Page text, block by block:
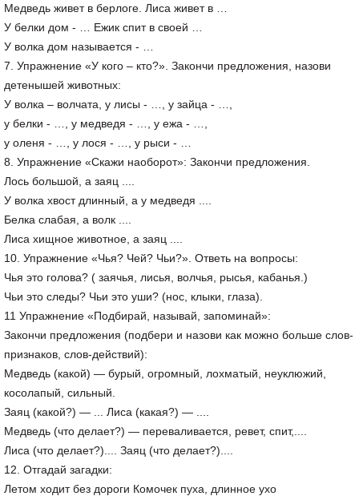
Медведь живет в берлоге. Лиса живет в …
У белки дом - … Ежик спит в своей …
У волка дом называется - …
7. Упражнение «У кого – кто?». Закончи предложения, назови
детенышей животных:
У волка – волчата, у лисы - …, у зайца - …,
у белки - …, у медведя - …, у ежа - …,
у оленя - …, у лося - …, у рыси - …
8. Упражнение «Скажи наоборот»: Закончи предложения.
Лось большой, а заяц ....
У волка хвост длинный, а у медведя ....
Белка слабая, а волк ....
Лиса хищное животное, а заяц ....
10. Упражнение «Чья? Чей? Чьи?». Ответь на вопросы:
Чья это голова? ( заячья, лисья, волчья, рысья, кабанья.)
Чьи это следы? Чьи это уши? (нос, клыки, глаза).
11 Упражнение «Подбирай, называй, запоминай»:
Закончи предложения (подбери и назови как можно больше слов-
признаков, слов-действий):
Медведь (какой) — бурый, огромный, лохматый, неуклюжий,
косолапый, сильный.
Заяц (какой?) — ... Лиса (какая?) — ....
Медведь (что делает?) — переваливается, ревет, спит,....
Лиса (что делает?).... Заяц (что делает?)....
12. Отгадай загадки:
Летом ходит без дороги Комочек пуха, длинное ухо